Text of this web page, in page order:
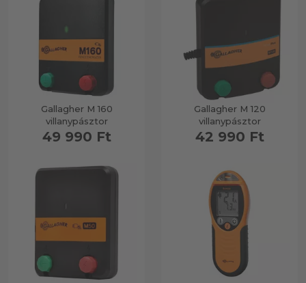
Gallagher M 160
villanypásztor
49 990 Ft
Gallagher M 120
villanypásztor
42 990 Ft